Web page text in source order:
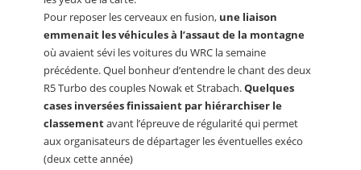
Pour reposer les cerveaux en fusion, une liaison
emmenait les véhicules à l’assaut de la montagne
où avaient sévi les voitures du WRC la semaine
précédente. Quel bonheur d’entendre le chant des deux
R5 Turbo des couples Nowak et Strabach.Quelques
cases inversées finissaient par hiérarchiser le
classementavant l’épreuve de régularité qui permet
aux organisateurs de départager les éventuelles exéco
(deux cette année)